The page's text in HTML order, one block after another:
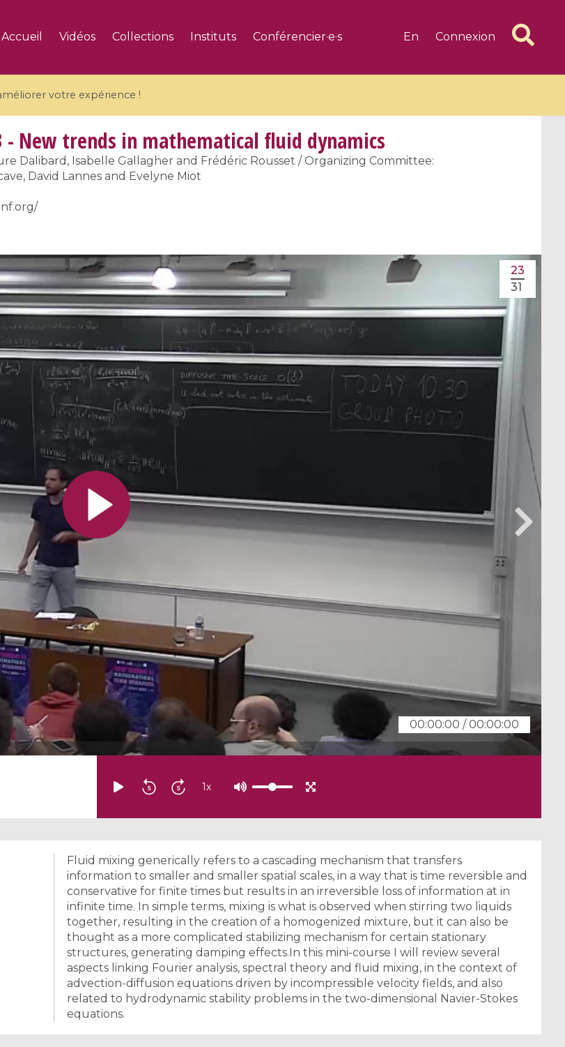
Accueil Vidéos Collections Instituts Conférencier·e·s En Connexion
votre expérience !
affine
de
quantiques
et géométrie complexe
Introduction to Dissipative
Dynamical Systems in Infinite
Applications
Toutes les collections
Tous les instituts
- New trends in mathematical fluid dynamics
Dalibard, Isabelle Gallagher and Frédéric Rousset / Organizing Committee:
David Lannes and Evelyne Miot
00:00:00 /00:00:00
23
31
1x
Fluid mixing generically refers to a cascading mechanism that transfers
information to smaller and smaller spatial scales, in a way that is time reversible and
conservative for finite times but results in an irreversible loss of information at in
infinite time. In simple terms, mixing is what is observed when stirring two liquids
together, resulting in the creation of a homogenized mixture, but it can also be
thought as a more complicated stabilizing mechanism for certain stationary
structures, generating damping effects.In this mini-course I will review several
aspects linking Fourier analysis, spectral theory and fluid mixing, in the context of
advection-diffusion equations driven by incompressible velocity fields, and also
related to hydrodynamic stability problems in the two-dimensional Navier-Stokes
equations.